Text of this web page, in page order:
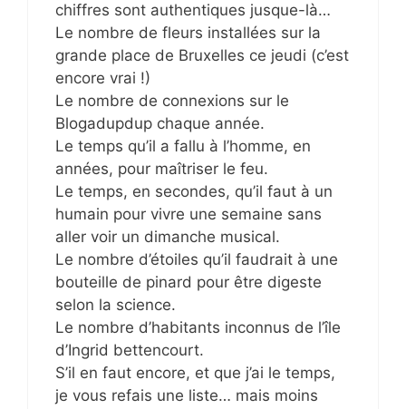
chiffres sont authentiques jusque-là…
Le nombre de fleurs installées sur la
grande place de Bruxelles ce jeudi (c’est
encore vrai !)
Le nombre de connexions sur le
Blogadupdup chaque année.
Le temps qu’il a fallu à l’homme, en
années, pour maîtriser le feu.
Le temps, en secondes, qu’il faut à un
humain pour vivre une semaine sans
aller voir un dimanche musical.
Le nombre d’étoiles qu’il faudrait à une
bouteille de pinard pour être digeste
selon la science.
Le nombre d’habitants inconnus de l’île
d’Ingrid bettencourt.
S’il en faut encore, et que j’ai le temps,
je vous refais une liste… mais moins